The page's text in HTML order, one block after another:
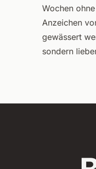
Wochen
Anzeichen
gewässert
sondern